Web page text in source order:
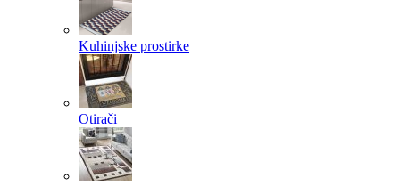
Kuhinjske prostirke
Otirači